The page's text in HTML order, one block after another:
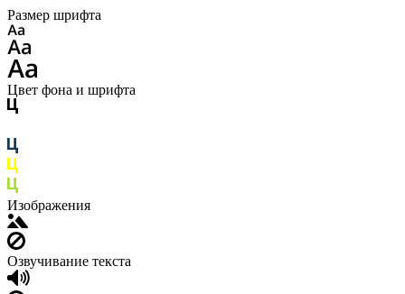
Размер шрифта
Цвет фона и шрифта
Изображения
Озвучивание текста